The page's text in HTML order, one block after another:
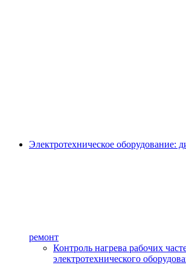
Электротехническое оборудование:
ремонт
Контроль нагрева рабочих
электротехнического